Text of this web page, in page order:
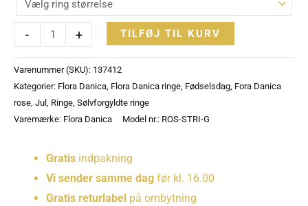
- + TILFØJ TIL KURV
Varenummer (SKU): 137412
Kategorier: Flora Danica, Flora Danica ringe, Fødselsdag, Fora Danica
rose, Jul , Ringe, Sølvforgyldte ringe
Varemærke: Flora Danica Model nr.: ROS-STRI-G
Gratis indpakning
Vi sender samme dag før kl. 16.00
Gratis returlabel på ombytning